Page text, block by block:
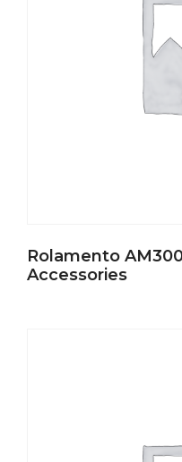
Rolamento
Accessories